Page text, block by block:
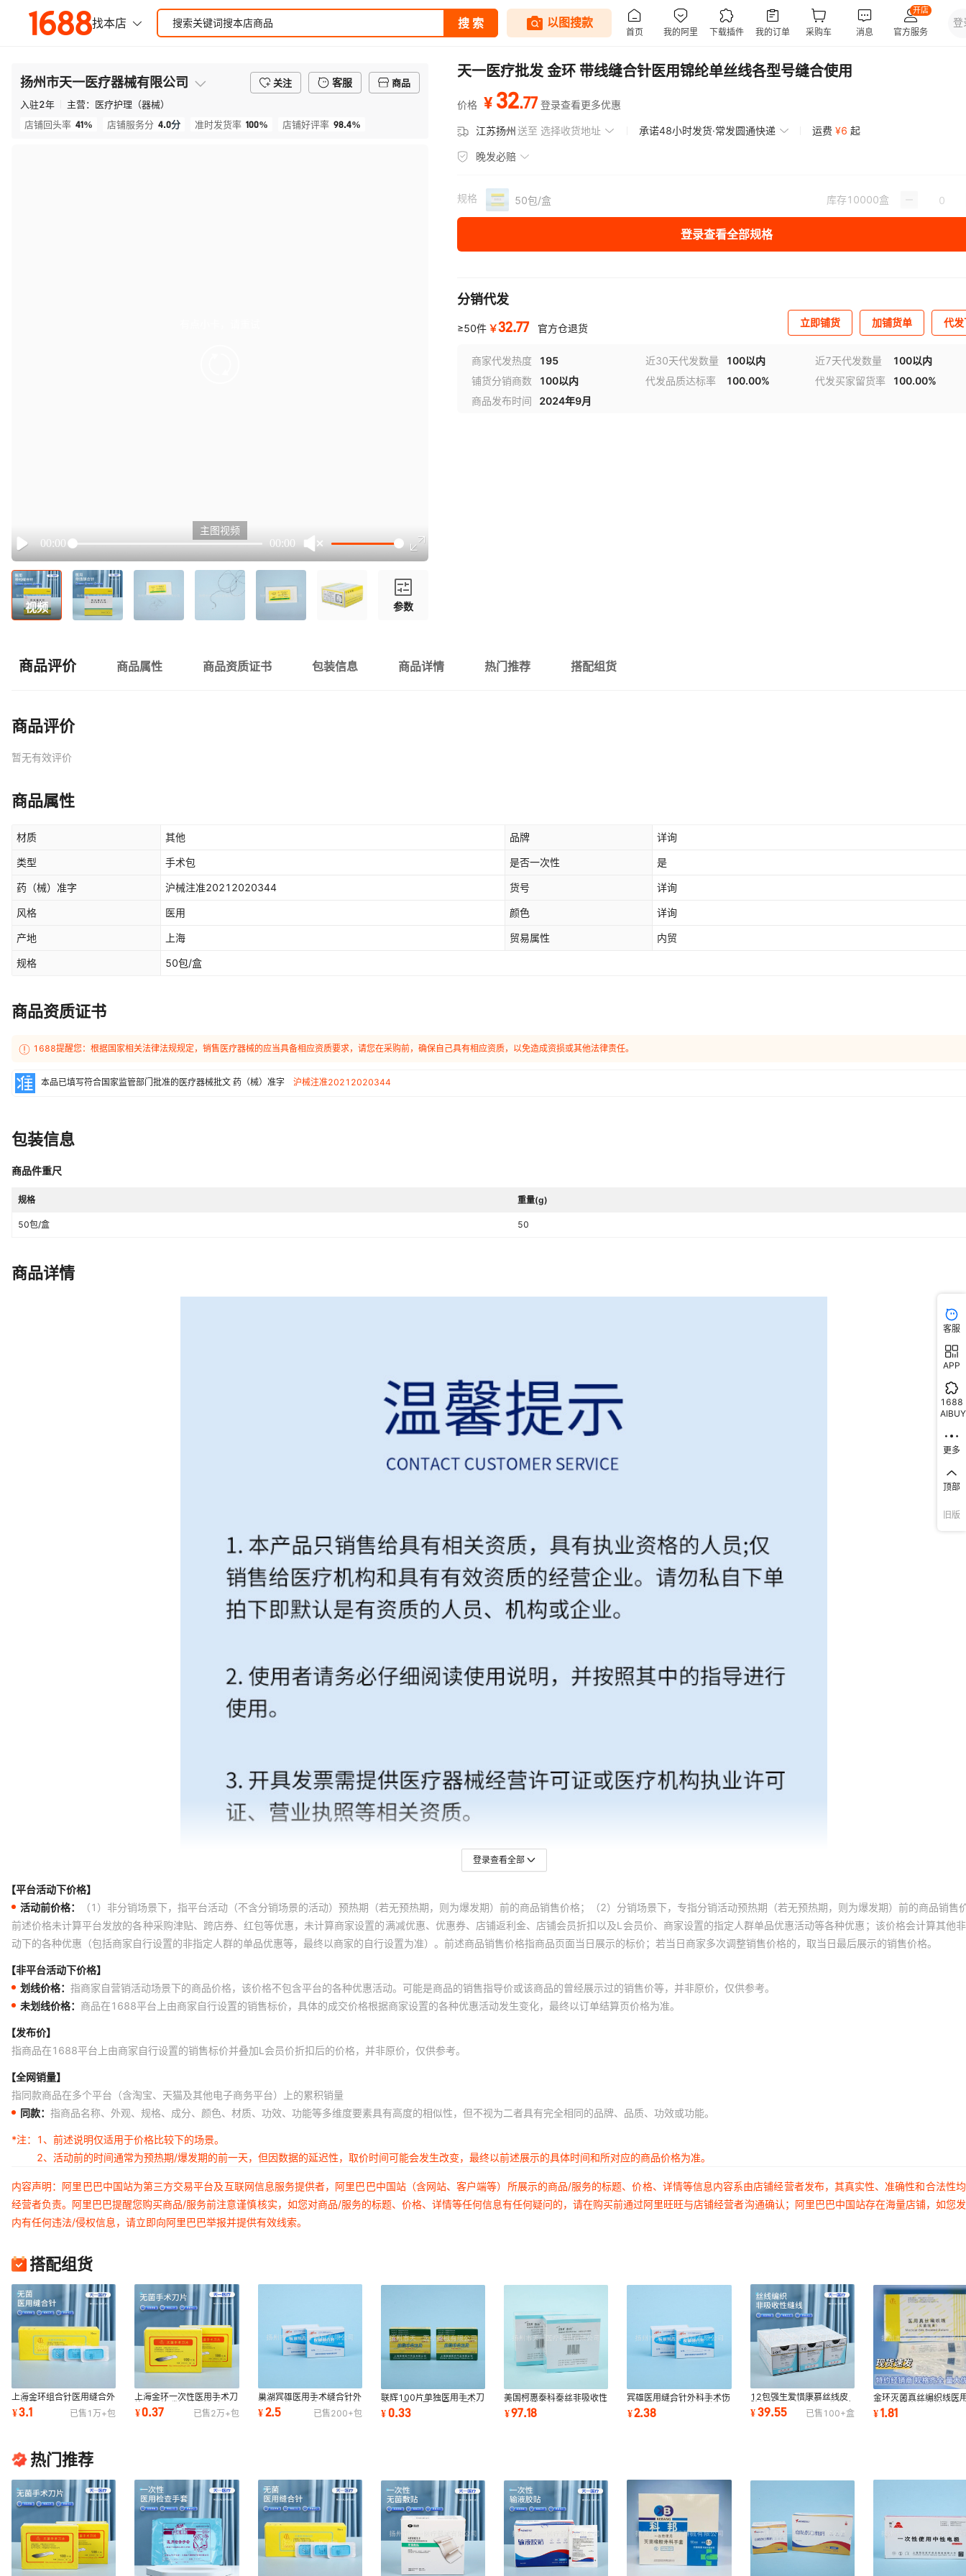
扬州市天一医疗器械有限公司 关注 客服
商品
入驻2年 主营： 医疗护理（器械）
店铺回头率 41% 店铺服务分 4.0分 准时发货率 100% 店铺好评率 98.4%
Play
00:00 00:00
主图视频
视频 参数
天一医疗批发 金环 带线缝合针医用锦纶单丝线各型号缝合使用
价格 ¥ 32.77 登录查看更多优惠
江苏扬州送至 选择收货地址 承诺48小时发货·常发圆通快递 运费 ¥6 起
晚发必赔
规格 50包/盒 库存10000盒
登录查看全部规格
分销代发
≥50件 ￥32.77 官方仓退货 立即铺货 加铺货单 代
商家代发热度 195 近30天代发数量 100以内 近7天代发数量
100以内
铺货分销商数
100以内 代发品质达标率 100.00% 代发买家留货率
100.00%
商品发布时间
2024年9月
商品评价 商品属性 商品资质证书 包装信息 商品详情 热门推荐 搭配组货
商品评价
暂无有效评价
商品属性
材质 其他 品牌 详询
类型 手术包 是否一次性 是
药（械）准字 沪械注准20212020344 货号 详询
风格 医用 颜色 详询
产地 上海 贸易属性 内贸
规格 50包/盒
商品资质证书
1688提醒您：根据国家相关法律法规规定，销售医疗器械的应当具备相应资质要求，请您在采购前，确保自己具有相应资质，以免造成资损或其他法律责任。
本品已填写符合国家监管部门批准的医疗器械批文 药（械）准字 沪械注准20212020344
包装信息
商品件重尺
规格 重量(g)
50包/盒 50
商品详情
登录查看全部
【平台活动下价格】
活动前价格：
（1）非分销场景下，指平台活动（不含分销场景的活动）预热期（若无预热期，则为爆发期）前的商品销售价格；（2）分销场景下，专指分销活动预热期（若无预热期，则为爆发期）前的商品销售
前述价格未计算平台发放的各种采购津贴、跨店券、红包等优惠，未计算商家设置的满减优惠、优惠券、店铺返利金、店铺会员折扣以及L会员价、商家设置的指定人群单品优惠活动等各种优惠；该价格会计算其他
动下的各种优惠（包括商家自行设置的非指定人群的单品优惠等，最终以商家的自行设置为准）。前述商品销售价格指商品页面当日展示的标价；若当日商家多次调整销售价格的，取当日最后展示的销售价格。
【非平台活动下价格】
划线价格： 指商家自营销活动场景下的商品价格，该价格不包含平台的各种优惠活动。可能是商品的销售指导价或该商品的曾经展示过的销售价等，并非原价，仅供参考。
未划线价格： 商品在1688平台上由商家自行设置的销售标价，具体的成交价格根据商家设置的各种优惠活动发生变化，最终以订单结算页价格为准。
【发布价】
指商品在1688平台上由商家自行设置的销售标价并叠加L会员价折扣后的价格，并非原价，仅供参考。
【全网销量】
指同款商品在多个平台（含淘宝、天猫及其他电子商务平台）上的累积销量
同款： 指商品名称、外观、规格、成分、颜色、材质、功效、功能等多维度要素具有高度的相似性，但不视为二者具有完全相同的品牌、品质、功效或功能。
*注：
1、前述说明仅适用于价格比较下的场景。
2、活动前的时间通常为预热期/爆发期的前一天，但因数据的延迟性，取价时间可能会发生改变，最终以前述展示的具体时间和所对应的商品价格为准。
内容声明：阿里巴巴中国站为第三方交易平台及互联网信息服务提供者，阿里巴巴中国站（含网站、客户端等）所展示的商品/服务的标题、价格、详情等信息内容系由店铺经营者发布，其真实性、准确性和合法性
经营者负责。阿里巴巴提醒您购买商品/服务前注意谨慎核实，如您对商品/服务的标题、价格、详情等任何信息有任何疑问的，请在购买前通过阿里旺旺与店铺经营者沟通确认；阿里巴巴中国站存在海量店铺，如您
内有任何违法/侵权信息，请立即向阿里巴巴举报并提供有效线索。
搭配组货
上海金环组合针医用缝合外
用带线二支医护
¥3.1 已售 1万+包
上海金环一次性医用手术刀
片100片碳钢美容外科
¥0.37 已售2万+包
巢湖宾雄医用手术缝合针外
科伤口缝合针线三角针缝针
练习弧形针
¥2.5 已售200+包
联辉100片单独医用手术刀
片10号11号15号23号尖
头弯刀
¥0.33
美国柯惠泰科泰丝非吸收性
外科缝线蚕丝线外科缝合线
泰科线包邮
¥97.18
宾雄医用缝合针外科手术伤
口双眼皮口腔美容医学生练
习三角针圆针
¥2.38
12包强生爱惜康慕丝线皮
肤缝线医用外科非吸收缝合
线带针慕斯线
¥39.55 已售 100+盒
金环灭菌真丝编织线医
束无菌线束棉线缝合线
牙科种植缝合
¥1.81
热门推荐
客服
APP
1688
AIBUY
更多
顶部
旧版